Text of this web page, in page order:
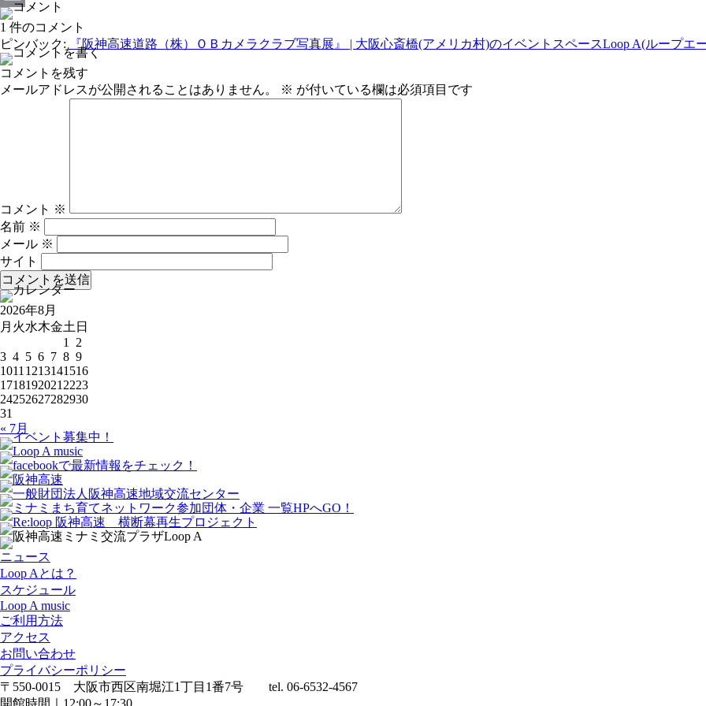
Email
1 件のコメント
ピンバック:
『阪神高速道路（株）ＯＢカメラクラブ写真展』 | 大阪心斎橋(アメリカ村)のイベントスペースLoop A(ループエ
コメントを残す
メールアドレスが公開されることはありません。
※ が付いている欄は必須項目です
コメント ※
名前 ※
メール ※
サイト
2026年8月
月 火水木金土 日
1
2
3 4 5 6 7 8 9
1011 1213141516
1718192021 2223
24252627282930
31
« 7月
ニュース
Loop Aとは？
スケジュール
Loop A music
ご利用方法
アクセス
お問い合わせ
プライバシーポリシー
〒550-0015 大阪市西区南堀江1丁目1番7号 tel. 06-6532-4567
開館時間｜12:00～17:30